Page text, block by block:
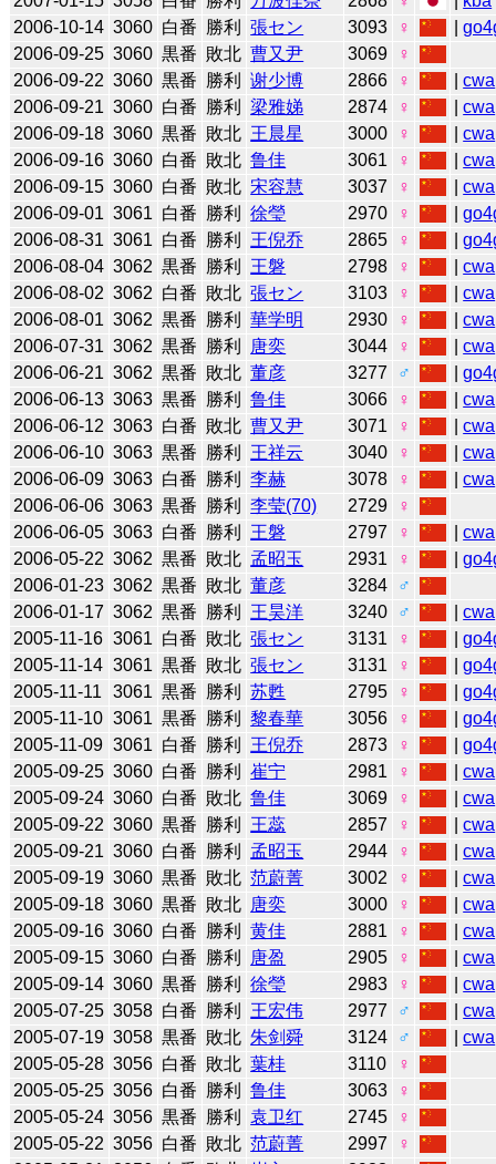
2006-10-14 3060 白番 勝利 張セン 3093 ♀ |
2006-09-25 3060 黒番 敗北 曹又尹 3069
♀
2006-09-22 3060 黒番 勝利 谢少博 2866 ♀ |cwa
2006-09-21 3060 白番 勝利 梁雅娣 2874 ♀ |cwa
2006-09-18 3060 黒番 敗北 王晨星 3000 ♀ |cwa
2006-09-16 3060 白番 敗北 鲁佳 3061 ♀ |cwa
2006-09-15 3060 白番 敗北 宋容慧 3037 ♀ |cwa
2006-09-01 3061 白番 勝利 徐瑩 2970 ♀ |
2006-08-31 3061 白番 勝利 王倪乔 2865 ♀ |
2006-08-04 3062 黒番 勝利 王磐 2798 ♀ |cwa
2006-08-02 3062 白番 敗北 張セン 3103 ♀ |cwa
2006-08-01 3062 黒番 勝利 華学明 2930 ♀ |cwa
2006-07-31 3062 黒番 勝利 唐奕 3044 ♀ |cwa
2006-06-21 3062 黒番 敗北 董彦 3277 ♂ |
2006-06-13 3063 黒番 勝利 鲁佳 3066 ♀ |cwa
2006-06-12 3063 白番 敗北 曹又尹 3071 ♀ |cwa
2006-06-10 3063 黒番 勝利 王祥云 3040 ♀ |cwa
2006-06-09 3063 白番 勝利 李赫 3078 ♀ |cwa
2006-06-06 3063 黒番 勝利 李莹(70) 2729
♀
2006-06-05 3063 白番 勝利 王磐 2797 ♀ |cwa
2006-05-22 3062 黒番 敗北 孟昭玉 2931 ♀ |
2006-01-23 3062 黒番 敗北 董彦 3284
♂
2006-01-17 3062 黒番 勝利 王昊洋 3240 ♂ |cwa
2005-11-16 3061 白番 敗北 張セン 3131 ♀ |
2005-11-14 3061 黒番 敗北 張セン 3131 ♀ |
2005-11-11
3061 黒番 勝利 苏甦 2795 ♀ |
2005-11-10 3061 黒番 勝利 黎春華 3056 ♀ |
2005-11-09 3061 白番 勝利 王倪乔 2873 ♀ |
2005-09-25 3060 白番 勝利 崔宁 2981 ♀ |cwa
2005-09-24 3060 白番 敗北 鲁佳 3069 ♀ |cwa
2005-09-22 3060 黒番 勝利 王蕊 2857 ♀ |cwa
2005-09-21 3060 白番 勝利 孟昭玉 2944 ♀ |cwa
2005-09-19 3060 黒番 敗北 范蔚菁 3002 ♀ |cwa
2005-09-18 3060 黒番 敗北 唐奕 3000 ♀ |cwa
2005-09-16 3060 白番 勝利 黄佳 2881 ♀ |cwa
2005-09-15 3060 白番 勝利 唐盈 2905 ♀ |cwa
2005-09-14 3060 黒番 勝利 徐瑩 2983 ♀ |cwa
2005-07-25 3058 白番 勝利 王宏伟 2977 ♂ |cwa
2005-07-19 3058 黒番 敗北 朱剑舜 3124 ♂ |cwa
2005-05-28 3056 白番 敗北 葉桂 3110
♀
2005-05-25 3056 白番 勝利 鲁佳 3063
♀
2005-05-24 3056 黒番 勝利 袁卫红 2745
♀
2005-05-22 3056 白番 敗北 范蔚菁 2997
♀